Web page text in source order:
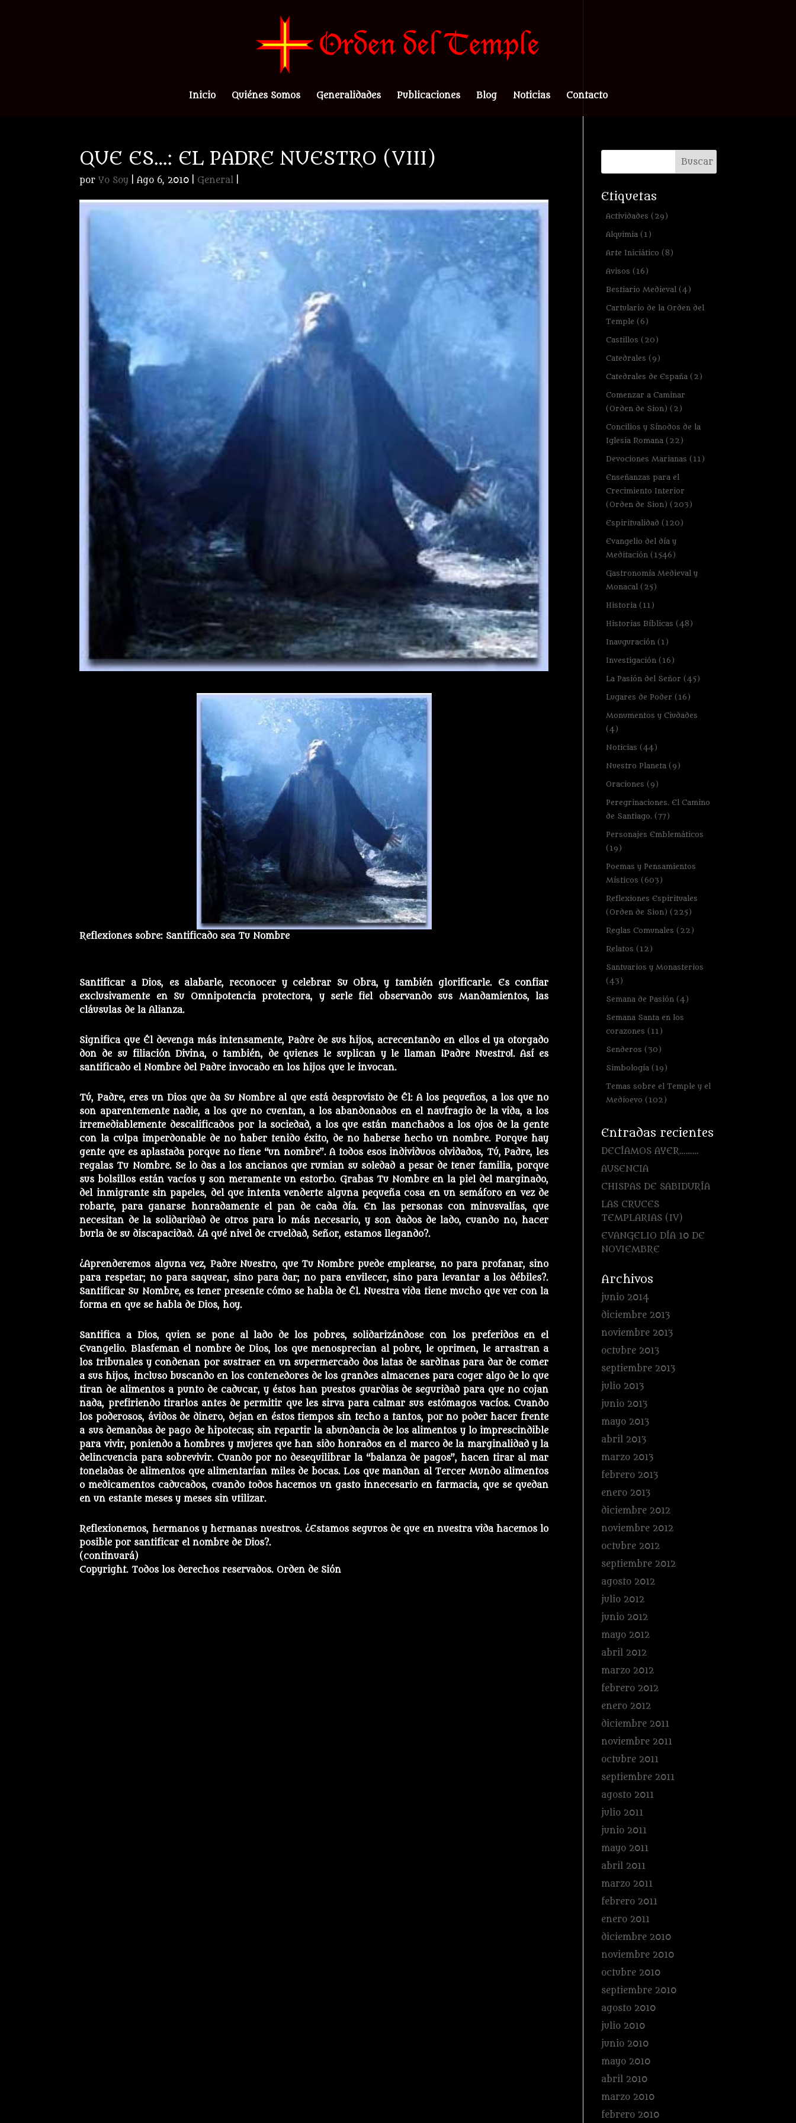
Inicio Quiénes Somos Generalidades Publicaciones Blog Noticias Contacto
QUE ES…: EL PADRE NUESTRO (VIII)
porYo Soy |Ago 6, 2010 General
Reflexiones sobre: Santificado sea Tu Nombre
Santificar a Dios, es alabarle, reconocer y celebrar Su Obra, y también glorificarle. Es confiar
exclusivamente en Su Omnipotencia protectora, y serle fiel observando sus Mandamientos, las
cláusulas de la Alianza.
Significa que Él devenga más intensamente, Padre de sus hijos, acrecentando en ellos el ya otorgado
don de su filiación Divina, o también, de quienes le suplican y le llaman ¡Padre Nuestro!. Así es
santificado el Nombre del Padre invocado en los hijos que le invocan.
Tú, Padre, eres un Dios que da Su Nombre al que está desprovisto de Él: A los pequeños, a los que no
son aparentemente nadie, a los que no cuentan, a los abandonados en el naufragio de la vida, a los
irremediablemente descalificados por la sociedad, a los que están manchados a los ojos de la gente
con la culpa imperdonable de no haber tenido éxito, de no haberse hecho un nombre. Porque hay
gente que es aplastada porque no tiene “un nombre”. A todos esos individuos olvidados, Tú, Padre, les
regalas Tu Nombre. Se lo das a los ancianos que rumian su soledad a pesar de tener familia, porque
sus bolsillos están vacíos y son meramente un estorbo. Grabas Tu Nombre en la piel del marginado,
del inmigrante sin papeles, del que intenta venderte alguna pequeña cosa en un semáforo en vez de
robarte, para ganarse honradamente el pan de cada día. En las personas con minusvalías, que
necesitan de la solidaridad de otros para lo más necesario, y son dados de lado, cuando no, hacer
burla de su discapacidad. ¿A qué nivel de crueldad, Señor, estamos llegando?.
¿Aprenderemos alguna vez, Padre Nuestro, que Tu Nombre puede emplearse, no para profanar, sino
para respetar; no para saquear, sino para dar; no para envilecer, sino para levantar a los débiles?.
Santificar Su Nombre, es tener presente cómo se habla de Él. Nuestra vida tiene mucho que ver con la
forma en que se habla de Dios, hoy.
Santifica a Dios, quien se pone al lado de los pobres, solidarizándose con los preferidos en el
Evangelio. Blasfeman el nombre de Dios, los que menosprecian al pobre, le oprimen, le arrastran a
los tribunales y condenan por sustraer en un supermercado dos latas de sardinas para dar de comer
a sus hijos, incluso buscando en los contenedores de los grandes almacenes para coger algo de lo que
tiran de alimentos a punto de caducar, y éstos han puestos guardias de seguridad para que no cojan
nada, prefiriendo tirarlos antes de permitir que les sirva para calmar sus estómagos vacíos. Cuando
los poderosos, ávidos de dinero, dejan en éstos tiempos sin techo a tantos, por no poder hacer frente
a sus demandas de pago de hipotecas; sin repartir la abundancia de los alimentos y lo imprescindible
para vivir, poniendo a hombres y mujeres que han sido honrados en el marco de la marginalidad y la
delincuencia para sobrevivir. Cuando por no desequilibrar la “balanza de pagos”, hacen tirar al mar
toneladas de alimentos que alimentarían miles de bocas. Los que mandan al Tercer Mundo alimentos
o medicamentos caducados, cuando todos hacemos un gasto innecesario en farmacia, que se quedan
en un estante meses y meses sin utilizar.
Reflexionemos, hermanos y hermanas nuestros. ¿Estamos seguros de que en nuestra vida hacemos lo
posible por santificar el nombre de Dios?.
(continuará)
Copyright. Todos los derechos reservados. Orden de Sión
Etiquetas
Actividades (29)
Alquimia (1)
Arte Iniciático (8)
Avisos (16)
Bestiario Medieval (4)
Cartulario de la Orden del
Temple (6)
Castillos (20)
Catedrales (9)
Catedrales de España (2)
Comenzar a Caminar
(Orden de Sion) (2)
Concilios y Sínodos de la
Iglesia Romana (22)
Devociones Marianas (11)
Enseñanzas para el
Crecimiento Interior
(Orden de Sion) (203)
Espiritualidad (120)
Evangelio del día y
Meditación (1546)
Gastronomía Medieval y
Monacal (25)
Historia (11)
Historias Bíblicas (48)
Inauguración (1)
Investigación (16)
La Pasión del Señor (45)
Lugares de Poder (16)
Monumentos y Ciudades
(4)
Noticias (44)
Nuestro Planeta (9)
Oraciones (9)
Peregrinaciones. El Camino
de Santiago. (77)
Personajes Emblemáticos
(19)
Poemas y Pensamientos
Místicos (603)
Reflexiones Espirituales
(Orden de Sion) (225)
Reglas Comunales (22)
Relatos (12)
Santuarios y Monasterios
(43)
Semana de Pasión (4)
Semana Santa en los
corazones (11)
Senderos (30)
Simbología (19)
Temas sobre el Temple y el
Medioevo (102)
Entradas recientes
DECÍAMOS AYER………
AUSENCIA
CHISPAS DE SABIDURÍA
LAS CRUCES
TEMPLARIAS (IV)
EVANGELIO DÍA 10 DE
NOVIEMBRE
Archivos
junio 2014
diciembre 2013
noviembre 2013
octubre 2013
septiembre 2013
julio 2013
junio 2013
mayo 2013
abril 2013
marzo 2013
febrero 2013
enero 2013
diciembre 2012
noviembre 2012
octubre 2012
septiembre 2012
agosto 2012
julio 2012
junio 2012
mayo 2012
abril 2012
marzo 2012
febrero 2012
enero 2012
diciembre 2011
noviembre 2011
octubre 2011
septiembre 2011
agosto 2011
julio 2011
junio 2011
mayo 2011
abril 2011
marzo 2011
febrero 2011
enero 2011
diciembre 2010
noviembre 2010
octubre 2010
septiembre 2010
agosto 2010
julio 2010
junio 2010
mayo 2010
abril 2010
marzo 2010
febrero 2010